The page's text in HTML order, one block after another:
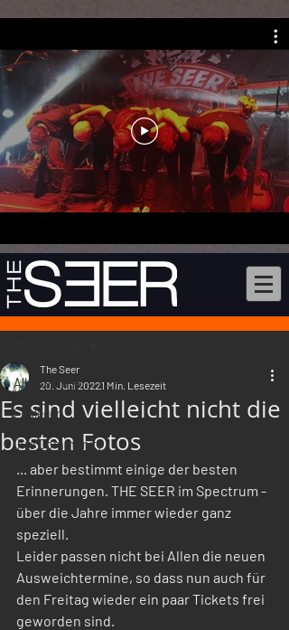
Beitrag
Alle Beiträge
Loslegen
Ihre Community
Es sind vielleicht nicht die
besten Fotos
The Seer
20. Juni 20221 Min. Lesezeit
... aber bestimmt einige der besten
Erinnerungen. THE SEER im Spectrum -
über die Jahre immer wieder ganz
speziell.
Leider passen nicht bei Allen die neuen
Ausweichtermine, so dass nun auch für
den Freitag wieder ein paar Tickets frei
geworden sind.